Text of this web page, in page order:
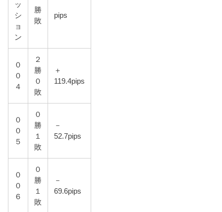
ッ
シ
ョ
ン
勝
敗
pips
０
０
４
２
勝
０
敗
＋
119.4pips
０
０
５
０
勝
１
敗
－
52.7pips
０
０
６
０
勝
１
敗
－
69.6pips